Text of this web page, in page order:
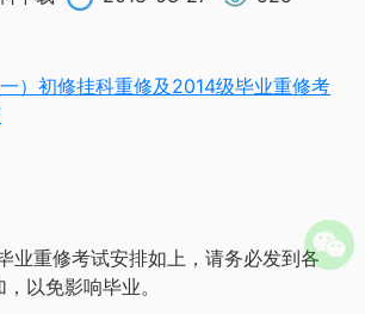
）初修挂科重修及2014级毕业重修考
业重修考试安排如上，请务必发到各
以免影响毕业。